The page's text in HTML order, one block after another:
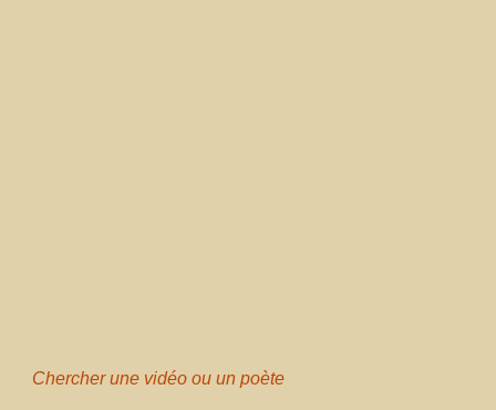
Chercher une vidéo ou un poète